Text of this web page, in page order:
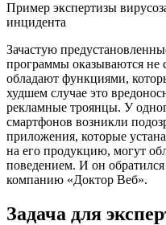
Пример экспертизы
инцидента
Зачастую
программы оказываются не
обладают функциями,
худшем случае это
рекламные троянцы. У
смартфонов возникли
приложения, которые
на его продукцию, могут
поведением. И он обратился
компанию «Доктор Веб».
Задача для